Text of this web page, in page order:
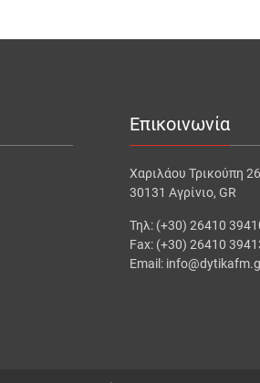
Επικοινωνία
Χαριλάου Τρικούπη 26
30131 Αγρίνιο, GR
Τηλ: (+30) 26410
Fax: (+30) 26410
Email: